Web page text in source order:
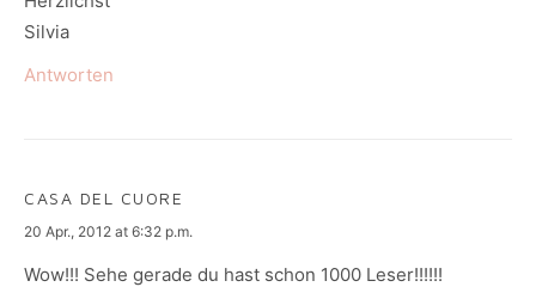
Silvia
Antworten
CASA DEL CUORE
says:
20 Apr., 2012 at 6:32 p.m.
Wow!!! Sehe gerade du hast schon 1000 Leser!!!!!!